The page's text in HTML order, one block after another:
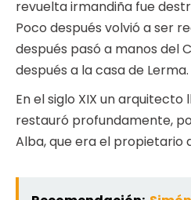
revuelta irmandiña fue
Poco después volvió a ser
después pasó a manos del
después a la casa de Lerma.
En el siglo XIX un
restauró profundamente,
Alba, que era el propietario